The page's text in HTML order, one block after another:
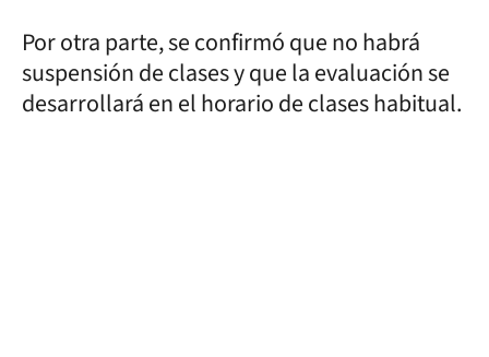
Por otra parte, se confirmó que no habrá
suspensión de clases y que la evaluación se
desarrollará en el horario de clases habitual.